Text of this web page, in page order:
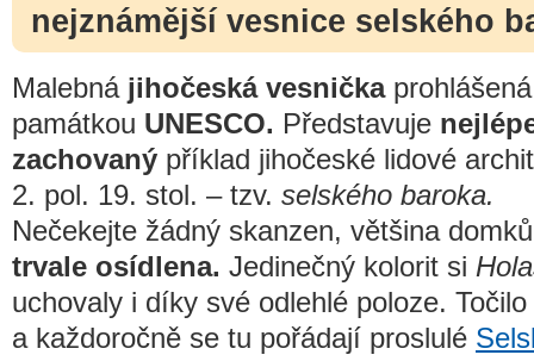
nejznámější vesnice selského
Malebná jihočeská vesničkaprohlášená
památkou UNESCO. Představuje
zachovaný příklad jihočeské lidové
2. pol. 19. stol. – tzv. selského baroka.
Nečekejte žádný skanzen, většina
trvale osídlena. Jedinečný kolorit si
uchovaly i díky své odlehlé poloze.
a každoročně se tu pořádají proslulé